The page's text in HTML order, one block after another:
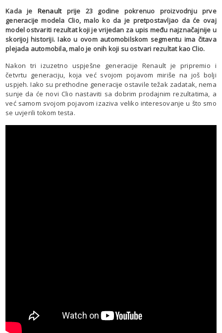
Kada je Renaultprije 23 godine pokrenuo proizvodnju prve
generacije modela Clio, malo ko da je pretpostavljao da će ovaj
model ostvariti rezultat koji je vrijedan za upis među najznačajnije u
skorijoj historiji. Iako u ovom automobilskom segmentu ima čitava
plejada automobila, malo je onih koji su ostvari rezultat kao Clio.
Nakon tri izuzetno uspješne generacije Renault je pripremio i
četvrtu generaciju, koja već svojom pojavom miriše na još bolji
uspjeh. Iako su prethodne generacije ostavile težak zadatak, nema
sunje da će novi Clio nastaviti sa dobrim prodajnim rezultatima, a
već samom svojom pojavom izaziva veliko interesovanje u što smo
se uvjerili tokom testa.